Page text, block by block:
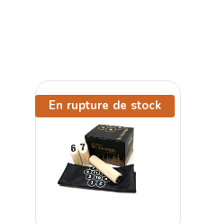
En rupture de stock